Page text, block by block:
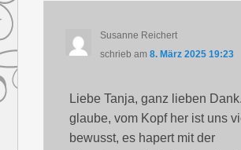
Susanne Reichert
schrieb am 8. März 2025 19:23
Liebe Tanja, ganz lieben
glaube, vom Kopf her ist uns
bewusst, es hapert mit der